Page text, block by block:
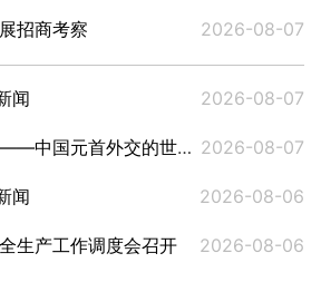
招商考察 2026-08-07
闻 2026-08-07
东方之约，相约未来——中国元首外交的世界情怀与大国气派 2026-08-07
闻 2026-08-06
生产工作调度会召开 2026-08-06